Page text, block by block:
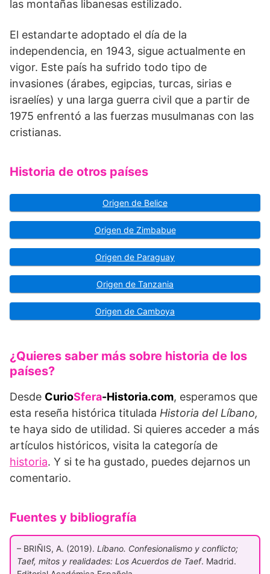
las montañas libanesas estilizado.
El estandarte adoptado el día de la
independencia, en 1943, sigue actualmente en
vigor. Este país ha sufrido todo tipo de
invasiones (árabes, egipcias, turcas, sirias e
israelíes) y una larga guerra civil que a partir de
1975 enfrentó a las fuerzas musulmanas con las
cristianas.
Historia de otros países
Origen de Belice
Origen de Zimbabue
Origen de Paraguay
Origen de Tanzania
Origen de Camboya
¿Quieres saber más sobre historia de los
países?
Desde CurioSfera-Historia.com, esperamos que
esta reseña histórica titulada Historia del Líbano,
te haya sido de utilidad. Si quieres acceder a más
artículos históricos, visita la categoría de
historia. Y si te ha gustado, puedes dejarnos un
comentario.
Fuentes y bibliografía
– BRIÑIS, A. (2019). Líbano. Confesionalismo y conflicto;
Taef, mitos y realidades: Los Acuerdos de Taef. Madrid.